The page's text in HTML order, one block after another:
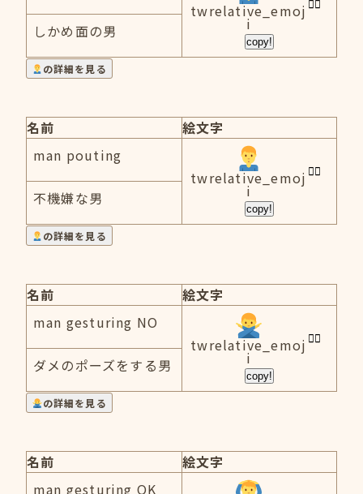
twrelative_emoj
i
copy!
しかめ面の男
の詳細を見る
名前
絵文字
man pouting
twrelative_emoj
i
copy!
不機嫌な男
の詳細を見る
名前
絵文字
man gesturing NO
twrelative_emoj
i
copy!
ダメのポーズをする男
の詳細を見る
名前
絵文字
man gesturing OK